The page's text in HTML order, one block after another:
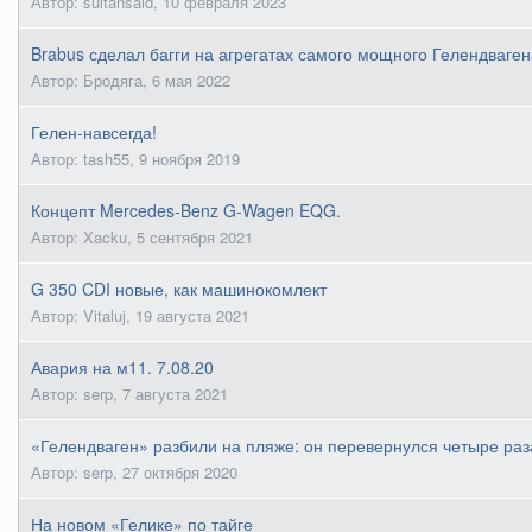
Brabus сделал багги на агрегатах самого мощного
Автор: Бродяга, 6 мая 2022
Гелен-навсегда!
Автор: tash55, 9 ноября 2019
Концепт Mercedes-Benz G-Wagen EQG.
Автор: Xacku, 5 сентября 2021
G 350 CDI новые, как машинокомлект
Автор: Vitaluj, 19 августа 2021
Авария на м11. 7.08.20
Автор: serp, 7 августа 2021
«Гелендваген» разбили на пляже: он перевернулся четыре
Автор: serp, 27 октября 2020
На новом «Гелике» по тайге